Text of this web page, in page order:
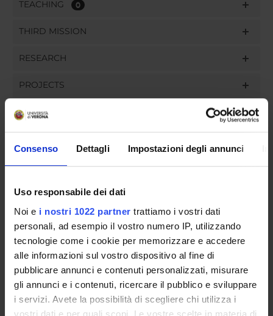
Consenso Dettagli Impostazioni degli annunci
Uso responsabile dei dati
Noi e i nostri 1022 partner trattiamo i vostri dati
personali, ad esempio il vostro numero IP, utilizzando
tecnologie come i cookie per memorizzare e accedere
alle informazioni sul vostro dispositivo al fine di
pubblicare annunci e contenuti personalizzati, misurare
gli annunci e i contenuti, ricercare il pubblico e sviluppare
i servizi. Avete la possibilità di scegliere chi utilizza i
vostri dati e per quali scopi. Le vostre scelte in materia di
TEACHING 0
THIRD MISSION
RESEARCH
PROJECTS
ASSIGNMENTS
COMMITTEES
DEPARTMENT ADMINISTRATION OFFICES
STUDENT ADMINISTRATION OFFICES